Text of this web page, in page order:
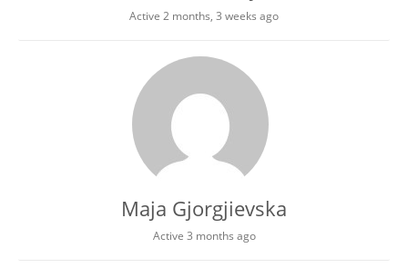
Active 2 months, 3 weeks ago
Maja Gjorgjievska
Active 3 months ago